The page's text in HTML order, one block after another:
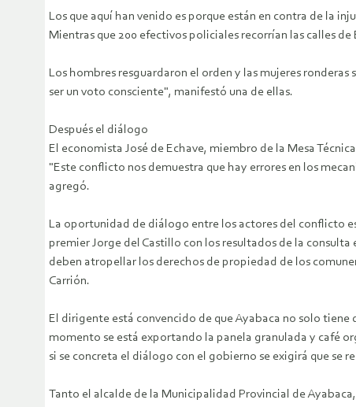
Los que aquí han venido es porque están en contra de la
Mientras que 200 efectivos policiales recorrían las calles
Los hombres resguardaron el orden y las mujeres
ser un voto consciente", manifestó una de ellas.
Después el diálogo
El economista José de Echave, miembro de la Mesa
"Este conflicto nos demuestra que hay errores en los
agregó.
La oportunidad de diálogo entre los actores del conflicto
premier Jorge del Castillo con los resultados de la
deben atropellar los derechos de propiedad de los
Carrión.
El dirigente está convencido de que Ayabaca no solo
momento se está exportando la panela granulada y café
si se concreta el diálogo con el gobierno se exigirá que se
Tanto el alcalde de la Municipalidad Provincial de